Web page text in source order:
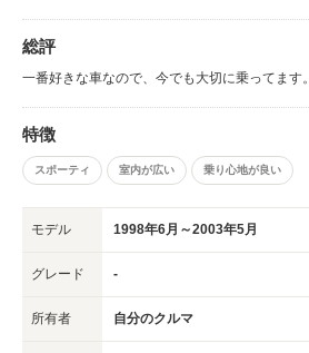
総評
一番好きな車なので、今でも大切に乗ってます。
特徴
スポーティ 室内が広い 乗り心地が良い
モデル 1998年6月～2003年5月
グレード -
所有者 自分のクルマ